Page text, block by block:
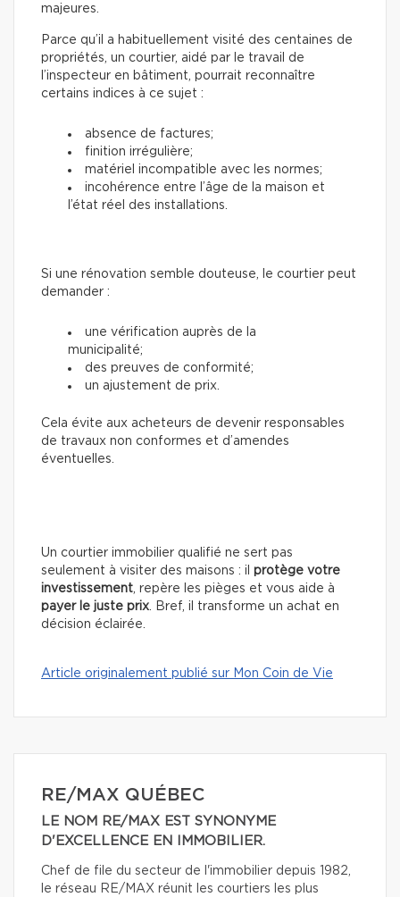
majeures.
Parce qu’il a habituellement visité des centaines de
propriétés, un courtier, aidé par le travail de
l’inspecteur en bâtiment, pourrait reconnaître
certains indices à ce sujet :
absence de factures;
finition irrégulière;
matériel incompatible avec les normes;
incohérence entre l’âge de la maison et
l’état réel des installations.
Si une rénovation semble douteuse, le courtier peut
demander :
une vérification auprès de la
municipalité;
des preuves de conformité;
un ajustement de prix.
Cela évite aux acheteurs de devenir responsables
de travaux non conformes et d’amendes
éventuelles.
Un courtier immobilier qualifié ne sert pas
seulement à visiter des maisons : il protège votre
investissement, repère les pièges et vous aide à
payer le juste prix. Bref, il transforme un achat en
décision éclairée.
Article originalement publié sur Mon Coin de Vie
RE/MAX QUÉBEC
LE NOM RE/MAX EST SYNONYME
D'EXCELLENCE EN IMMOBILIER.
Chef de file du secteur de l'immobilier depuis 1982,
le réseau RE/MAX réunit les courtiers les plus